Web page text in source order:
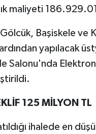
maliyeti
Başiskele ve
ardından yapılacak
Salonu'nda
125 MİLYON TL
ihalede en